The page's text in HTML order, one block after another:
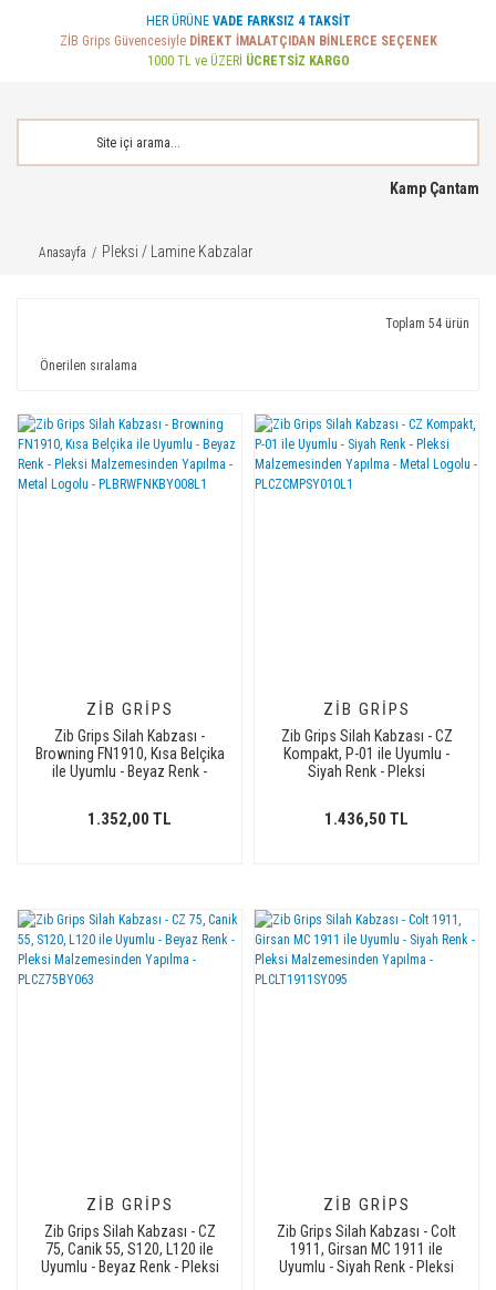
HER ÜRÜNE VADE FARKSIZ 4 TAKSİT
ZİB Grips Güvencesiyle DİREKT İMALATÇIDAN BİNLERCE SEÇENEK
1000 TL ve ÜZERİ ÜCRETSİZ KARGO
Kamp Çantam
Anasayfa Pleksi / Lamine Kabzalar
Toplam 54 ürün
ZIB GRIPS
Zib Grips Silah Kabzası -
Browning FN1910, Kısa Belçika
ile Uyumlu - Beyaz Renk -
PLBRWFNKBY008L1
1.352,00 TL
ZIB GRIPS
Zib Grips Silah Kabzası - CZ
Kompakt, P-01 ile Uyumlu -
Siyah Renk - Pleksi
PLCZCMPSY010L1
1.436,50 TL
ZIB GRIPS
Zib Grips Silah Kabzası - CZ
75, Canik 55, S120, L120 ile
Uyumlu - Beyaz Renk - Pleksi
ZIB GRIPS
Zib Grips Silah Kabzası - Colt
1911, Girsan MC 1911 ile
Uyumlu - Siyah Renk - Pleksi